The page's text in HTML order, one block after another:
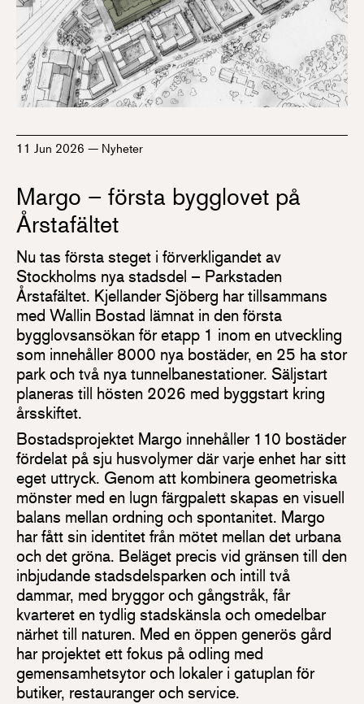
11 Jun 2026 — Nyheter
Margo – första bygglovet på
Årstafältet
Nu tas första steget i förverkligandet av
Stockholms nya stadsdel – Parkstaden
Årstafältet. Kjellander Sjöberg har tillsammans
med Wallin Bostad lämnat in den första
bygglovsansökan för etapp 1 inom en utveckling
som innehåller 8000 nya bostäder, en 25 ha stor
park och två nya tunnelbanestationer. Säljstart
planeras till hösten 2026 med byggstart kring
årsskiftet.
Bostadsprojektet Margo innehåller 110 bostäder
fördelat på sju husvolymer där varje enhet har sitt
eget uttryck. Genom att kombinera geometriska
mönster med en lugn färgpalett skapas en visuell
balans mellan ordning och spontanitet. Margo
har fått sin identitet från mötet mellan det urbana
och det gröna. Beläget precis vid gränsen till den
inbjudande stadsdelsparken och intill två
dammar, med bryggor och gångstråk, får
kvarteret en tydlig stadskänsla och omedelbar
närhet till naturen. Med en öppen generös gård
har projektet ett fokus på odling med
gemensamhetsytor och lokaler i gatuplan för
butiker, restauranger och service.